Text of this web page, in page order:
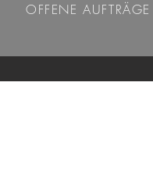
OFFENE AUFTRÄGE